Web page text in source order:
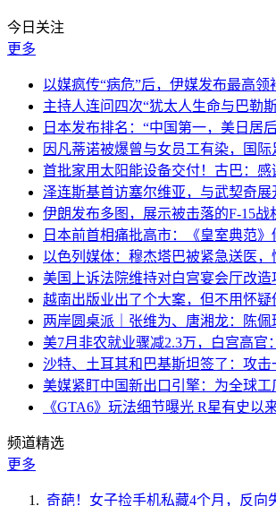
今日关注
更多
以媒疯传“病危”后，伊媒发布最高领
主持人连问四次“犹太人生命与巴勒
日本发布排名：“中国第一，美日居
因凡蒂诺被爆曾与女员工有染，国
首批家用太阳能设备交付！古巴：感
泽连斯基首访塞尔维亚，与武契奇展
伊朗发布多图，展示被击落的F-15战
日本前首相痛批高市：《皇室典范
以色列媒体：穆杰塔巴被紧急送医，
美国上诉法院维持对白宫宴会厅改
越南出版业出了个大案，但不用怀
两岸圆桌派｜张维为、唐湘龙：陈
美7月非农就业骤减2.3万，白宫高官
沙特、土耳其和巴基斯坦签了：攻击
美媒紧盯中国新出口引擎：为全球工
《GTA6》玩法细节曝光 R星有史以
频道精选
更多
奇葩！女子捡手机私藏4个月，反向